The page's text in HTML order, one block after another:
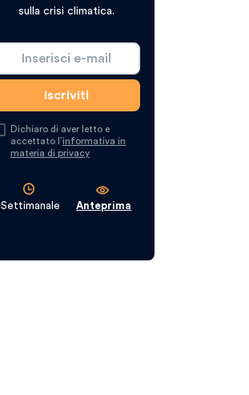
sulla crisi climatica.
Dichiaro di aver letto e
accettato l’informativa in
materia di privacy
Settimanale Anteprima